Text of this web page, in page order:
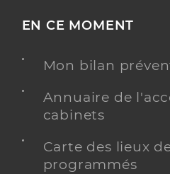
EN CE MOMENT
Mon bilan
Annuaire de
cabinets
Carte des lieux
programmés